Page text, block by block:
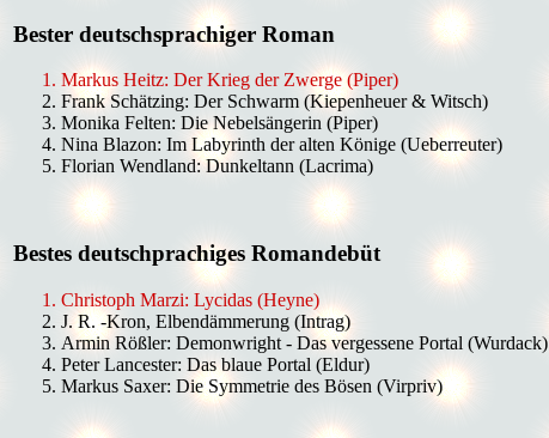
Bester deutschsprachiger Roman
Markus Heitz: Der Krieg der Zwerge (Piper)
Frank Schätzing: Der Schwarm (Kiepenheuer & Witsch)
Monika Felten: Die Nebelsängerin (Piper)
Nina Blazon: Im Labyrinth der alten Könige (Ueberreuter)
Florian Wendland: Dunkeltann (Lacrima)
Bestes deutschprachiges Romandebüt
Christoph Marzi: Lycidas (Heyne)
J. R. -Kron, Elbendämmerung (Intrag)
Armin Rößler: Demonwright - Das vergessene Portal (Wurdack)
Peter Lancester: Das blaue Portal (Eldur)
Markus Saxer: Die Symmetrie des Bösen (Virpriv)